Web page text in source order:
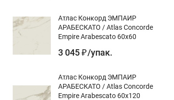
Атлас Конкорд ЭМПАИР
АРАБЕСКАТО / Atlas Concorde
Empire Arabescato 60x60
3 045 ₽ /упак.
Атлас Конкорд ЭМПАИР
АРАБЕСКАТО / Atlas Concorde
Empire Arabescato 60x120